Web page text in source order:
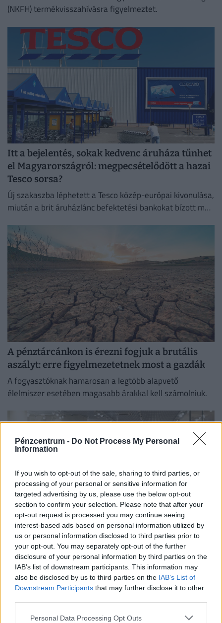
Pénzcentrum - Do Not Process My Personal
Information
If you wish to opt-out of the sale, sharing to third parties, or
processing of your personal or sensitive information for
targeted advertising by us, please use the below opt-out
section to confirm your selection. Please note that after your
opt-out request is processed you may continue seeing
interest-based ads based on personal information utilized by
us or personal information disclosed to third parties prior to
your opt-out. You may separately opt-out of the further
disclosure of your personal information by third parties on the
IAB’s list of downstream participants. This information may
also be disclosed by us to third parties on the IAB’s List of
Downstream Participants that may further disclose it to other
Personal Data Processing Opt Outs
(NKFH) termékvisszahívásra figyelmeztet.
Itt a bejelentés, sokak kedvenc áruháza tűnhet
el Magyarországról: megpecsételődött a hazai
Tesco sorsa?
Új szakaszba léphetett a Tesco közép-európai kivonulása,
miután a brit áruházlánc befektetési bankokat bízott meg
A pénztárcánkon is érezni fogjuk a brutális
aszályt: erre figyelmezetetnek most a gazdák
A fogyasztóknak hamarosan a legtöbb alapvető
élelmiszer esetében magasabb árakkal kell számolniuk.
Véget érhet a pofátlanul olcsó kínai termékek
kora? Kiderült, mire számíthat, aki a jövőben
Temu-ról, Shein-ről, Aliexpress-ről rendelne
ruhát
Az elmúlt hetekben több olyan esemény is történt, amely
aggodalmat kelthet a fogyasztókban: kiújultak a közel-
keleti feszültségek, miközben az Európai Unió új